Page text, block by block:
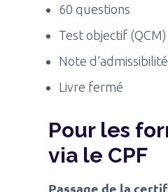
60 questions
Test objectif (QCM)
Note
Livre fermé
Pour les
via le CPF
Passage de la